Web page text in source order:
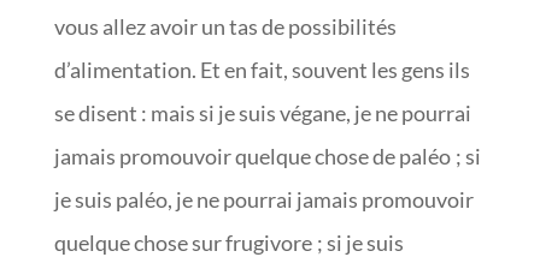
vous allez avoir un tas de possibilités
d’alimentation. Et en fait, souvent les gens ils
se disent : mais si je suis végane, je ne pourrai
jamais promouvoir quelque chose de paléo ; si
je suis paléo, je ne pourrai jamais promouvoir
quelque chose sur frugivore ; si je suis